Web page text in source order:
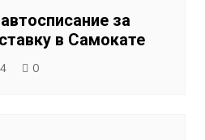
за
в Самокате
0